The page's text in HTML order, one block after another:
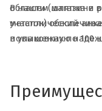
области (шляпка и
участок)
повышенную
В нашем магазине
металлический
в упаковках по 100